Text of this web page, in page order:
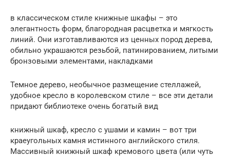
в классическом стиле книжные шкафы – это
элегантность форм, благородная расцветка и мягкость
линий. Они изготавливаются из ценных пород дерева,
обильно украшаются резьбой, патинированием, литыми
бронзовыми элементами, накладками
Темное дерево, необычное размещение стеллажей,
удобное кресло в королевском стиле – все эти детали
придают библиотеке очень богатый вид
книжный шкаф, кресло с ушами и камин – вот три
краеугольных камня истинного английского стиля.
Массивный книжный шкаф кремового цвета (или чуть